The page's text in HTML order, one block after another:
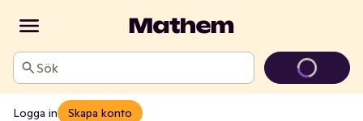
Sök
Logga in Skapa konto